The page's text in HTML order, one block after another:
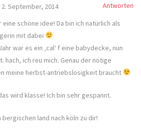
2. September, 2014
Antworten
eine schöne idee! Da bin ich natürlich als
mit dabei
war es ein ‚cal‘ f eine babydecke, nun
hach, ich reu mich. Genau der nötige
meine herbst-antriebslosigkeit braucht
wird klasse! Ich bin sehr gespannt.
bergischen land nach köln zu dir!